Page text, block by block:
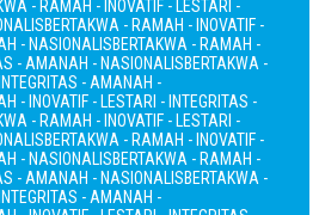
- RAMAH - INOVATIF - LESTARI -
BERTAKWA - RAMAH - INOVATIF -
- NASIONALISBERTAKWA - RAMAH -
- AMANAH - NASIONALISBERTAKWA -
- AMANAH -
- INOVATIF - LESTARI - INTEGRITAS -
- RAMAH - INOVATIF - LESTARI -
BERTAKWA - RAMAH - INOVATIF -
- NASIONALISBERTAKWA - RAMAH -
- AMANAH - NASIONALISBERTAKWA -
- AMANAH -